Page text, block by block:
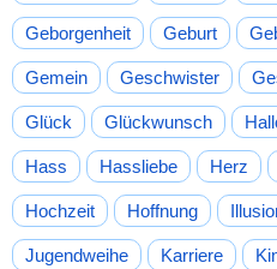
Geborgenheit Geburt
Gemein Geschwister
Glück Glückwunsch
Hass Hassliebe Herz
Hochzeit Hoffnung
Jugendweihe Karriere